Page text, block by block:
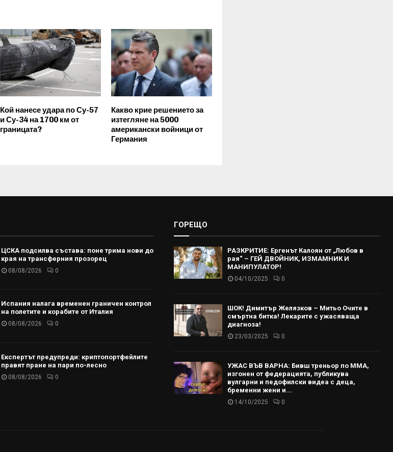
Кой нанесе удара по Су-57
и Су-34 на 1700 км от
границата?
Какво крие решението за
изтегляне на 5000
американски войници от
Германия
ЦСКА подсилва състава: поне трима нови до
края на трансферния прозорец
08/08/2026 0
Испания налага временен граничен контрол
на полетите и корабите от Италия
08/08/2026 0
Експертът предупреди: криптопортфейлите
правят пране на пари по-лесно
08/08/2026 0
ГОРЕЩО
РАЗКРИТИЕ: Ергенът Калоян от „Любов в
рая“ – ГЕЙ ДВОЙНИК, ИЗМАМНИК И
МАНИПУЛАТОР!
04/10/2025 0
ШОК! Димитър Желязков – Митьо Очите в
смъртна битка! Лекарите с ужасяваща
диагноза!
23/03/2025 0
УЖАС ВЪВ ВАРНА: Бивш треньор по ММА,
изгонен от федерацията, публикува
вулгарни и педофилски видеа с деца,
бременни жени и...
14/10/2025 0